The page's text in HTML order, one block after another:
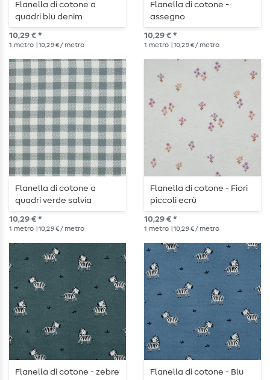
Flanella di cotone a
quadri blu denim
10,29 € *
1 metro | 10,29 € / metro
Flanella di cotone -
assegno
10,29 € *
1 metro | 10,29 € / metro
Flanella di cotone a
quadri verde salvia
10,29 € *
1 metro | 10,29 € / metro
Flanella di cotone - Fiori
piccoli ecrù
10,29 € *
1 metro | 10,29 € / metro
Flanella di cotone - zebre
Flanella di cotone - Blu